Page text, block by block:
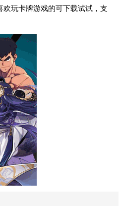
玩卡牌游戏的可下载试试，支